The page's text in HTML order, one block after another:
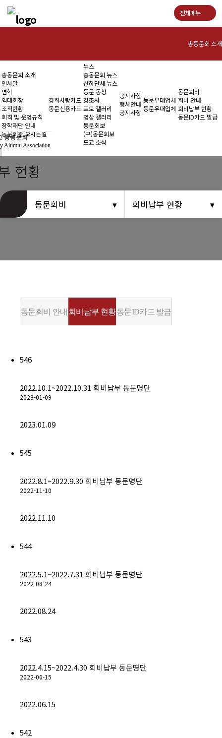
전체메뉴
총동문회 소개
인사말
연혁
역대회장
조직현황
회칙 및 운영규칙
장학재단 안내
동문회관 오시는길
산하단체 뉴스
포토 갤러리
동문회보
(구)동문회보
공지사항
회비납부 현황
총동문회 소개
인사말
연혁
역대회장
조직현황
회칙 및 운영규칙
장학재단 안내
동문회관 오시는길
경희사랑카드
동문신용카드
뉴스
총동문회 뉴스
산하단체 뉴스
동문 동정
경조사
포토 갤러리
영상 갤러리
동문회보
(구)동문회보
모교 소식
공지사항
행사안내
공지사항
동문우대업체
동문우대업체
동문회비
회비 안내
회비납부 현황
동문ID카드 발급
총동문회
Alumni Association
현황
동문회비 회비납부 현황
동문회비 안내 회비납부 현황동문ID카드 발급
546
2022.10.1~2022.10.31 회비납부 동문명단
2023-01-09
2023.01.09
545
2022.8.1~2022.9.30 회비납부 동문명단
2022-11-10
2022.11.10
544
2022.5.1~2022.7.31 회비납부 동문명단
2022-08-24
2022.08.24
543
2022.4.15~2022.4.30 회비납부 동문명단
2022-06-15
2022.06.15
542